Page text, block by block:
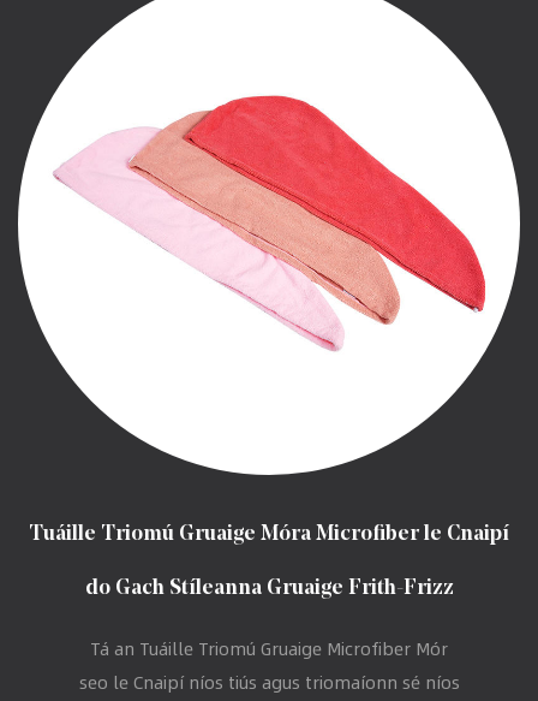
Tuáille Triomú Gruaige Móra Microfiber le Cnaipí
do Gach Stíleanna Gruaige Frith-Frizz
Tá an Tuáille Triomú Gruaige Microfiber Mór
seo le Cnaipí níos tiús agus triomaíonn sé níos